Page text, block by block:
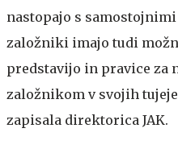
nastopajo s
založniki imajo tudi
predstavijo in pravice za
založnikom v svojih
zapisala direktorica JAK.